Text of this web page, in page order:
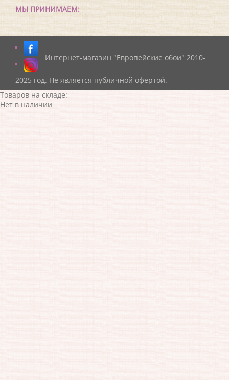
МЫ ПРИНИМАЕМ:
Интернет-магазин "Европейские обои" 2010-
2025 год. Не является публичной офертой.
Товаров на складе:
Нет в наличии